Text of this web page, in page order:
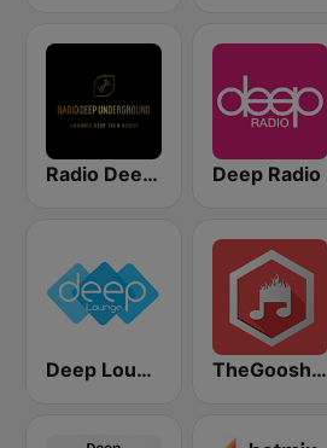
Radio Deep Underground Deep Radio
Deep Lounge TheGoosh Radio - Deep House